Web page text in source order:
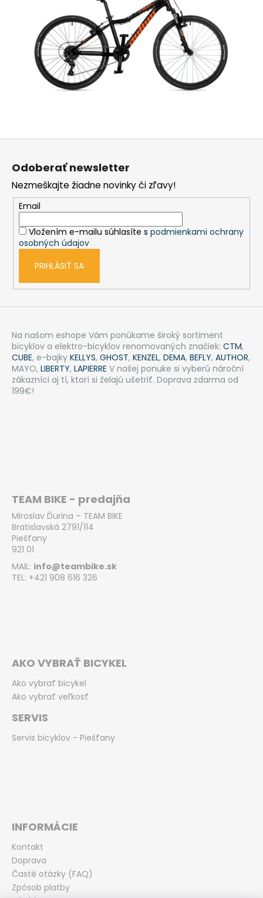
Z
Odoberať newsletter
Nezmeškajte žiadne novinky či zľavy!
Email
Vložením e-mailu súhlasíte s podmienkami ochrany
osobných údajov
PRIHLÁSIŤ SA
Na našom eshope Vám ponúkame široký sortiment
bicyklov a elektro-bicyklov renomovaných značiek: CTM,
CUBE, e-bajky KELLYS, GHOST, KENZEL, DEMA, BEFLY, AUTHOR,
MAYO, LIBERTY, LAPIERRE V našej ponuke si vyberú nároční
zákazníci aj tí, ktorí si želajú ušetriť. Doprava zdarma od
199€!
TEAM BIKE - predajňa
Miroslav Ďurina – TEAM BIKE
Bratislavská 2791/114
Piešťany
921 01
MAIL: info@teambike.sk
TEL: +421 908 616 326
AKO VYBRAŤ BICYKEL
Ako vybrať bicykel
Ako vybrať veľkosť
SERVIS
Servis bicyklov - Piešťany
INFORMÁCIE
Kontakt
Doprava
Časté otázky (FAQ)
Zpôsob platby